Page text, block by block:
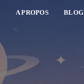
A PROPOS BLOG